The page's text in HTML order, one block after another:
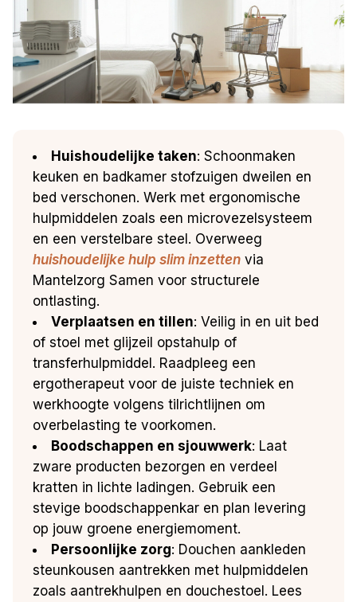
Huishoudelijke taken: Schoonmaken
keuken en badkamer stofzuigen dweilen en
bed verschonen. Werk met ergonomische
hulpmiddelen zoals een microvezelsysteem
en een verstelbare steel. Overweeg
huishoudelijke hulp slim inzetten via
Mantelzorg Samen voor structurele
ontlasting.
Verplaatsen en tillen: Veilig in en uit bed
of stoel met glijzeil opstahulp of
transferhulpmiddel. Raadpleeg een
ergotherapeut voor de juiste techniek en
werkhoogte volgens tilrichtlijnen om
overbelasting te voorkomen.
Boodschappen en sjouwwerk: Laat
zware producten bezorgen en verdeel
kratten in lichte ladingen. Gebruik een
stevige boodschappenkar en plan levering
op jouw groene energiemoment.
Persoonlijke zorg: Douchen aankleden
steunkousen aantrekken met hulpmiddelen
zoals aantrekhulpen en douchestoel. Lees